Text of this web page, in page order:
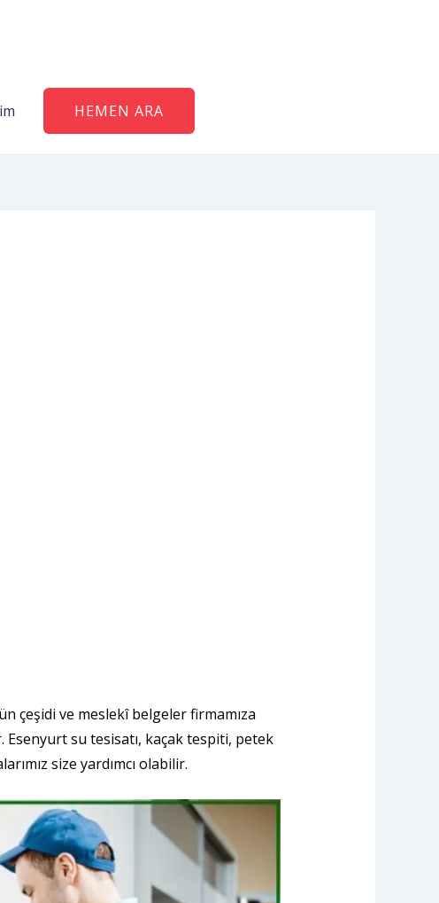
HEMEN ARA
çeşidi ve meslekî belgeler firmamıza
su tesisatı, kaçak tespiti, petek
size yardımcı olabilir.